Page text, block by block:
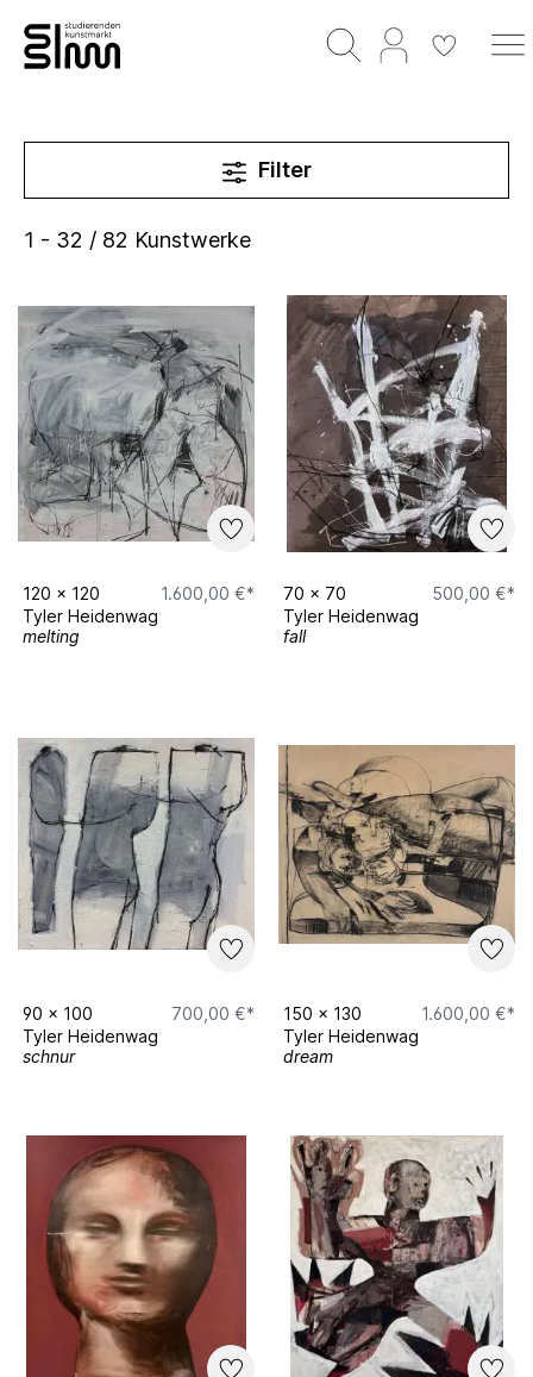
Filter
1 - 32 / 82 Kunstwerke
120 x 120
1.600,00 €*
Tyler Heidenwag
melting
70 x 70
500,00 €*
Tyler Heidenwag
fall
90 x 100
700,00 €*
Tyler Heidenwag
schnur
150 x 130
1.600,00 €*
Tyler Heidenwag
dream